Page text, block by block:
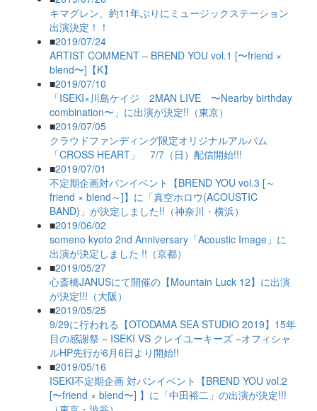
キマグレン、約11年ぶりにミュージックステーション
出演決定！！
■2019/07/24
ARTIST COMMENT – BREND YOU vol.1 [〜friend ×
blend〜]【K】
■2019/07/10
「ISEKI×川島ケイジ 2MAN LIVE 〜Nearby birthday
combination〜」に出演が決定!!（東京）
■2019/07/05
クラウドファンディング限定オリジナルアルバム
「CROSS HEART」 7/7（日）配信開始!!!
■2019/07/01
不定期企画対バンイベント【BREND YOU vol.3 [～
friend × blend～]】に「真空ホロウ(ACOUSTIC
BAND)」が決定しました!!（神奈川・横浜）
■2019/06/02
someno kyoto 2nd Anniversary「Acoustic Image」に
出演が決定しました !!（京都）
■2019/05/27
心斎橋JANUSにて開催の【Mountain Luck 12】に出演
が決定!!!（大阪）
■2019/05/25
9/29に行われる【OTODAMA SEA STUDIO 2019】15年
目の感謝祭 – ISEKI VS クレイユーキーズ –オフィシャ
ルHP先行が6月6日より開始!!
■2019/05/16
ISEKI不定期企画 対バンイベント【BREND YOU vol.2
[〜friend × blend〜] 】に「中田裕二」の出演が決定!!!